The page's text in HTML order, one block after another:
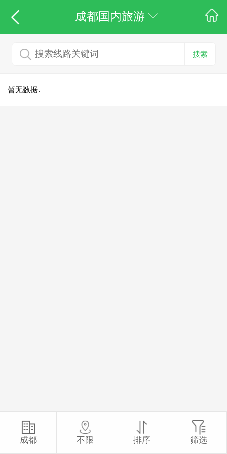
成都国内旅游
搜索
暂无数据.
成都 不限 排序 筛选